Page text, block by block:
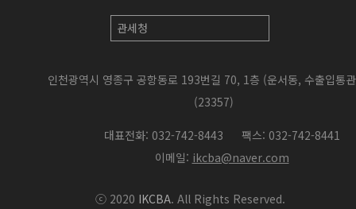
인천광역시 영종구 공항동로 193번길 70, 1층 (운서동, 수출입통
(23357)
대표전화: 032-742-8443
팩스: 032-742-8441
이메일: ikcba@naver.com
ⓒ 2020 IKCBA. All Rights Reserved.